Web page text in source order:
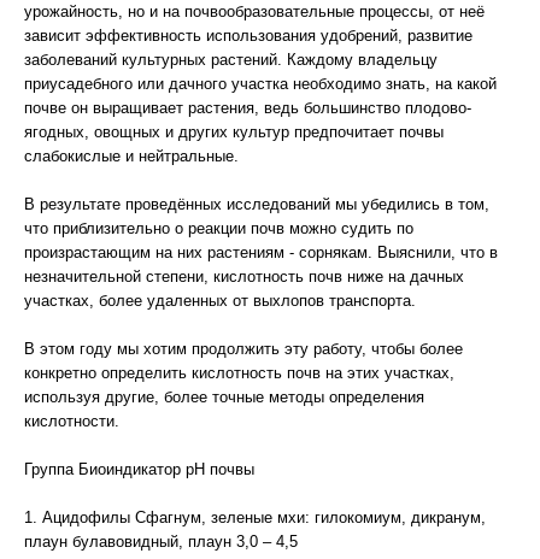
урожайность, но и на почвообразовательные процессы, от неё
зависит эффективность использования удобрений, развитие
заболеваний культурных растений. Каждому владельцу
приусадебного или дачного участка необходимо знать, на какой
почве он выращивает растения, ведь большинство плодово-
ягодных, овощных и других культур предпочитает почвы
слабокислые и нейтральные.
В результате проведённых исследований мы убедились в том,
что приблизительно о реакции почв можно судить по
произрастающим на них растениям - сорнякам. Выяснили, что в
незначительной степени, кислотность почв ниже на дачных
участках, более удаленных от выхлопов транспорта.
В этом году мы хотим продолжить эту работу, чтобы более
конкретно определить кислотность почв на этих участках,
используя другие, более точные методы определения
кислотности.
Группа Биоиндикатор рН почвы
1. Ацидофилы Сфагнум, зеленые мхи: гилокомиум, дикранум,
плаун булавовидный, плаун 3,0 – 4,5